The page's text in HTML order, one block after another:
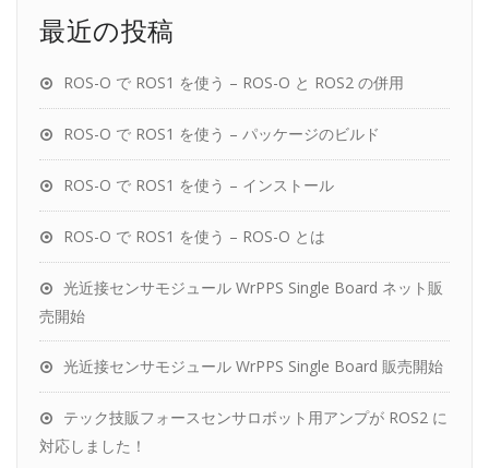
最近の投稿
ROS-O で ROS1 を使う – ROS-O と ROS2 の併用
ROS-O で ROS1 を使う – パッケージのビルド
ROS-O で ROS1 を使う – インストール
ROS-O で ROS1 を使う – ROS-O とは
光近接センサモジュール WrPPS Single Board ネット販
売開始
光近接センサモジュール WrPPS Single Board 販売開始
テック技販フォースセンサロボット用アンプが ROS2 に
対応しました！